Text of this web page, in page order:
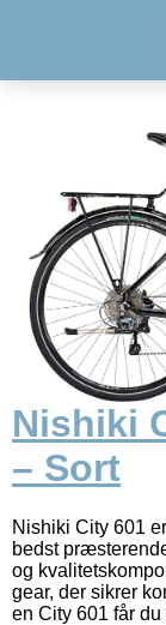
Nishiki
– Sort
Nishiki City 601
bedst
og
gear, der sikrer
en City 601 får du